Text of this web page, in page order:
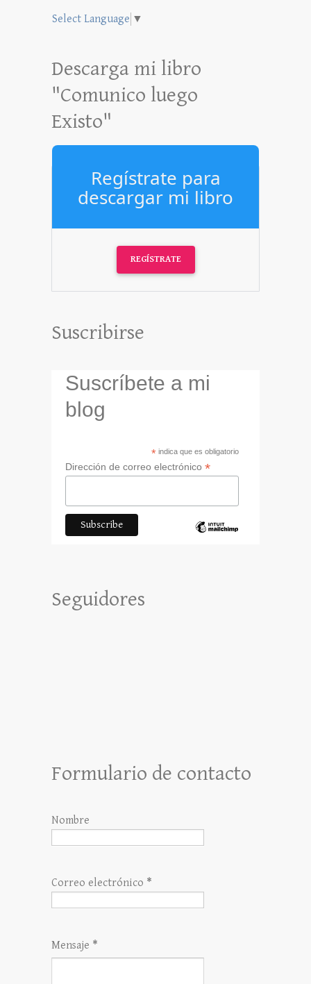
Select Language ▼
Descarga mi libro
"Comunico luego
Existo"
Regístrate para
descargar mi libro
REGÍSTRATE
Suscribirse
Suscríbete a mi
blog
*indica que es obligatorio
Dirección de correo electrónico *
Seguidores
Formulario de contacto
Nombre
Correo electrónico *
Mensaje *